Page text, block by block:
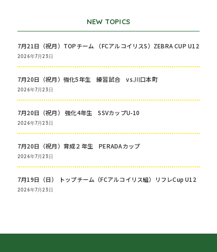
NEW TOPICS
7月21日（祝月）TOPチーム （FCアルコイリスS）ZEBRA CUP U12
2026年7月23日
7月20日（祝月）強化5年生 練習試合 vs.川口本町
2026年7月23日
7月20日（祝月） 強化4年生 SSVカップU-10
2026年7月23日
7月20日（祝月）育成２年生 PERADAカップ
2026年7月23日
7月19日（日） トップチーム（FCアルコイリス組）リフレCup U12
2026年7月23日